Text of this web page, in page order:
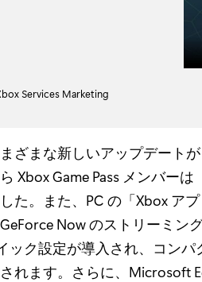
Services Marketing
ざまな新しいアップデート
Xbox Game Pass メンバー
た。また、PC の「Xbox ア
Now のストリーミン
ック設定が導入され、コン
れます。さらに、Microsoft